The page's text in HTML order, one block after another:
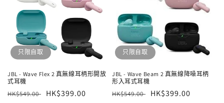
只限自取
JBL - Wave Flex 2 真無線耳柄形開放
式耳機
定
HK$549.00
售
HK$399.00
只限自取
JBL - Wave Beam 2 真無線降噪耳柄
形入耳式耳機
定
HK$549.00
售
HK$399.00